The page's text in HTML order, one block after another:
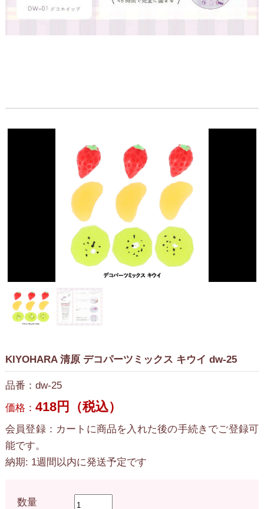
KIYOHARA 清原 デコパーツミックス キウイ dw-25
品番：dw-25
価格： 418円（税込）
会員登録：カートに商品を入れた後の手続きでご登録可
能です。
納期: 1週間以内に発送予定です
数量